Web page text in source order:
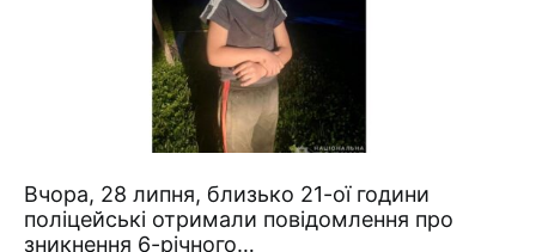
Вчора, 28 липня, близько 21-ої години
поліцейські отримали повідомлення про
зникнення 6-річного…